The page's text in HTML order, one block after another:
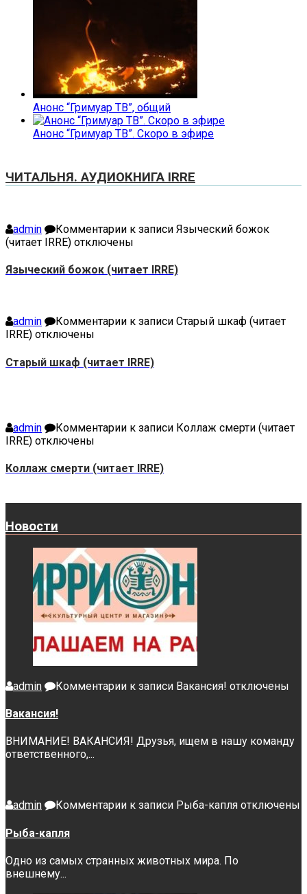
Анонс “Гримуар ТВ”, общий
Анонс “Гримуар ТВ”. Скоро в эфире
ЧИТАЛЬНЯ. АУДИОКНИГА IRRE
admin Комментарии к записи Языческий божок
(читает IRRE) отключены
Языческий божок (читает IRRE)
admin Комментарии к записи Старый шкаф (читает
IRRE) отключены
Старый шкаф (читает IRRE)
admin Комментарии к записи Коллаж смерти (читает
IRRE) отключены
Коллаж смерти (читает IRRE)
Новости
admin Комментарии к записи Вакансия! отключены
Вакансия!
ВНИМАНИЕ! ВАКАНСИЯ! Друзья, ищем в нашу команду
ответственного,...
admin Комментарии к записи Рыба-капля отключены
Рыба-капля
Одно из самых странных животных мира. По
внешнему...